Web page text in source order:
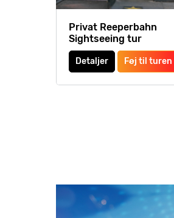
Privat Reeperbahn
Sightseeing tur
Detaljer Føj til turen